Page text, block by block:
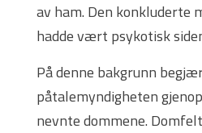
av ham. Den konkluderte
hadde vært psykotisk
På denne bakgrunn
påtalemyndigheten
nevnte dommene.